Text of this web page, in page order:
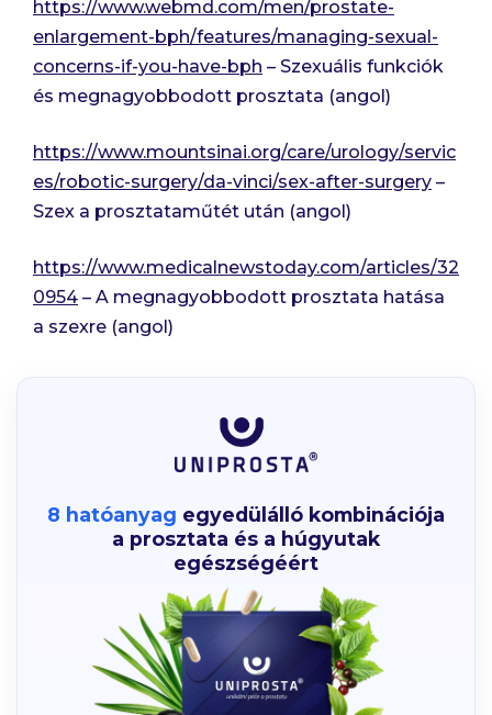
https://www.webmd.com/men/prostate-
enlargement-bph/features/managing-sexual-
concerns-if-you-have-bph – Szexuális funkciók
és megnagyobbodott prosztata (angol)
https://www.mountsinai.org/care/urology/servic
es/robotic-surgery/da-vinci/sex-after-surgery –
Szex a prosztataműtét után (angol)
https://www.medicalnewstoday.com/articles/32
0954 – A megnagyobbodott prosztata hatása
a szexre (angol)
8 hatóanyag egyedülálló kombinációja
a prosztata és a húgyutak
egészségéért